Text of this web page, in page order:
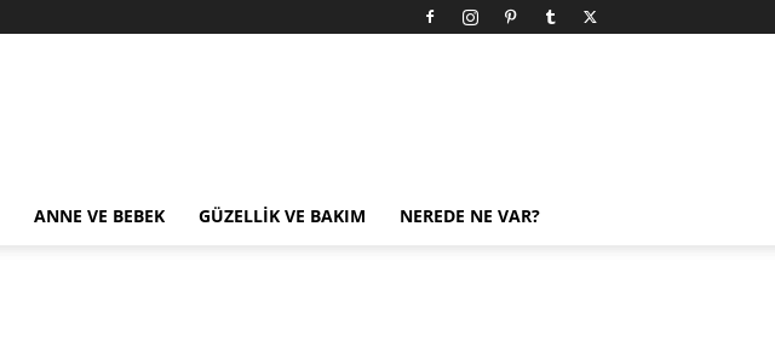
ANNE VE BEBEK GÜZELLIK VE BAKIM NEREDE NE VAR?